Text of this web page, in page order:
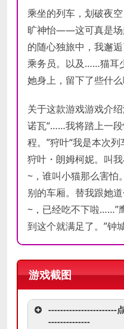
内存
4 GB RAM
显卡
DirectX
版本
9.0c
间
声卡
内存
4 GB RAM
显卡
DirectX
版本
9.0c
间
声卡
乘坐的列车，划破夜
旷神怡——这可真是场
的随心独旅中，我邂
乘务员。以及……猫耳
她身上，留下了些什么
关于这款游戏游戏介
诺瓦“……我将踏上一
程。”狩叶“我是本次
狩叶・朗姆柯妮。叫
~，谁叫小猫那么害怕
别的车厢。替我跟她
~，已经吃不下啦……”
到这个就满足了。”钟
游戏截图
-----------------------
--------------